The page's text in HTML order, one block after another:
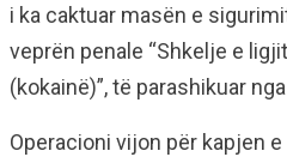
i ka caktuar masën e
veprën penale “Shkelje e
(kokainë)”, të parashikuar
Operacioni vijon për kapjen